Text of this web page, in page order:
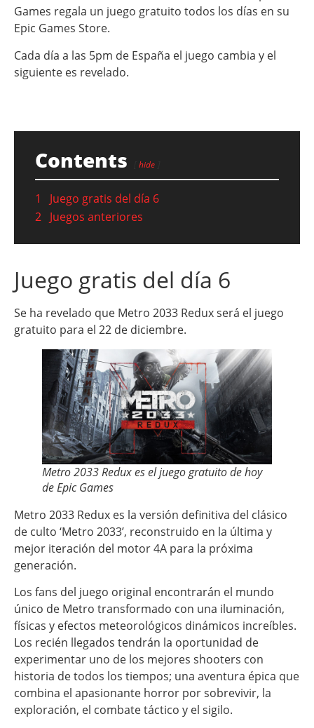
Games regala un juego gratuito todos los días en su
Epic Games Store.
Cada día a las 5pm de España el juego cambia y el
siguiente es revelado.
Contents hide
1
Juego gratis del día 6
2 Juegos anteriores
Juego gratis del día 6
Se ha revelado que Metro 2033 Redux será el juego
gratuito para el 22 de diciembre.
Metro 2033 Redux es el juego gratuito de hoy
de Epic Games
Metro 2033 Redux es la versión definitiva del clásico
de culto ‘Metro 2033’, reconstruido en la última y
mejor iteración del motor 4A para la próxima
generación.
Los fans del juego original encontrarán el mundo
único de Metro transformado con una iluminación,
físicas y efectos meteorológicos dinámicos increíbles.
Los recién llegados tendrán la oportunidad de
experimentar uno de los mejores shooters con
historia de todos los tiempos; una aventura épica que
combina el apasionante horror por sobrevivir, la
exploración, el combate táctico y el sigilo.